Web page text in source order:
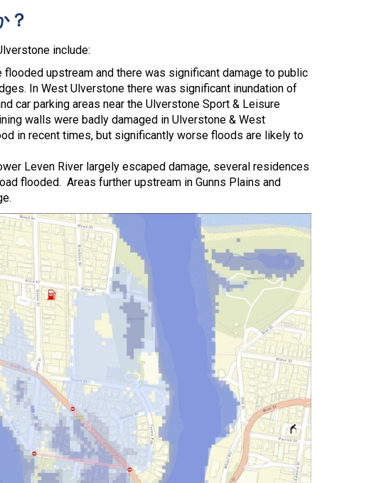
？
include:
upstream and there was significant damage to public
In West Ulverstone there was significant inundation of
car parking areas near the Ulverstone Sport & Leisure
walls were badly damaged in Ulverstone & West
in recent times, but significantly worse floods are likely to
Leven River largely escaped damage, several residences
flooded. Areas further upstream in Gunns Plains and